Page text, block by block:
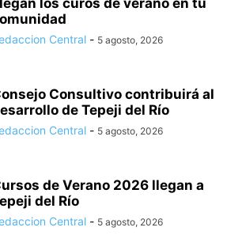
los curos de verano en tu
Central - 5 agosto, 2026
Consultivo contribuirá al
de Tepeji del Río
Central - 5 agosto, 2026
de Verano 2026 llegan a
del Río
Central - 5 agosto, 2026